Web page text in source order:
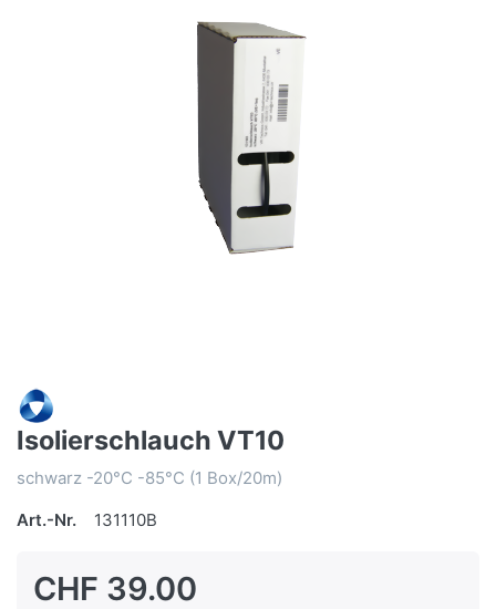
Isolierschlauch VT10
schwarz -20°C -85°C (1 Box/20m)
Art.-Nr.
131110B
CHF 39.00